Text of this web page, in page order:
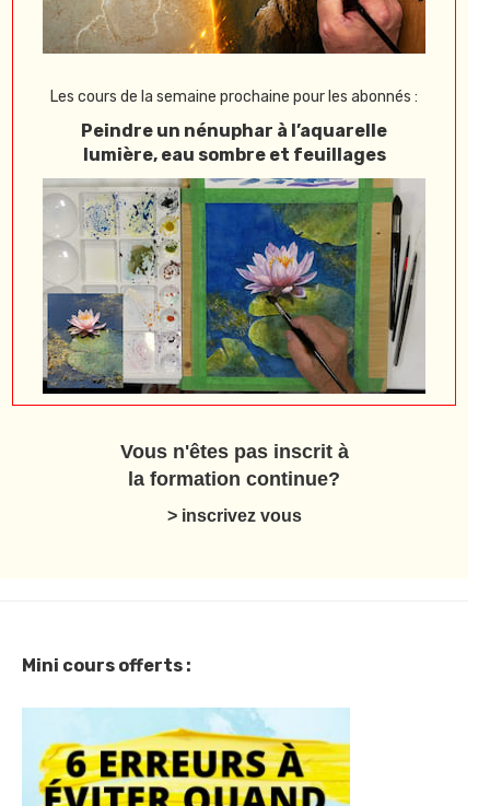
Les cours de la semaine prochaine pour les abonnés :
Peindre un nénuphar à l’aquarelle
lumière, eau sombre et feuillages
Vous n'êtes pas inscrit à
la formation continue?
> inscrivez vous
Mini cours offerts :